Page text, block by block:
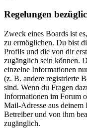
Regelungen
Zweck eines Boards ist
zu ermöglichen. Du bist
Profils und die von dir
zugänglich sein können.
einzelne Informationen
(z. B. andere registrierte
sind. Wenn du Fragen
Informationen im Forum
Mail-Adresse aus
Betreiber und von ihm
zugänglich.